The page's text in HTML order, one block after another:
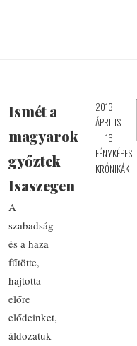
Ismét a
magyarok
győztek
Isaszegen
A
szabadság
és a haza
fűtötte,
hajtotta
előre
elődeinket,
áldozatuk
2013.
ÁPRILIS
16.
FÉNYKÉPES
KRÓNIKÁK